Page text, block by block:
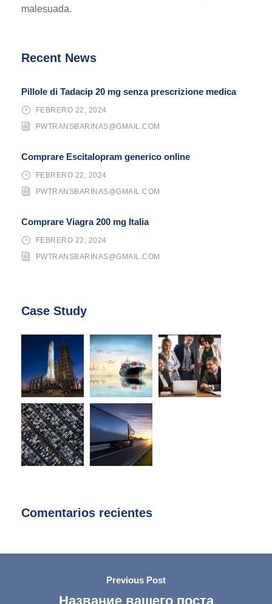
malesuada.
Recent News
Pillole di Tadacip 20 mg senza prescrizione medica
FEBRERO 22, 2024
PWTRANSBARINAS@GMAIL.COM
Comprare Escitalopram generico online
FEBRERO 22, 2024
PWTRANSBARINAS@GMAIL.COM
Comprare Viagra 200 mg Italia
FEBRERO 22, 2024
PWTRANSBARINAS@GMAIL.COM
Case Study
Comentarios recientes
Previous Post
Название вашего поста